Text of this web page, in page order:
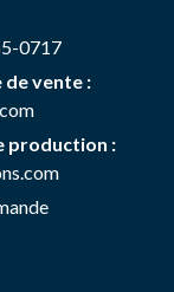
0717
de vente :
production :